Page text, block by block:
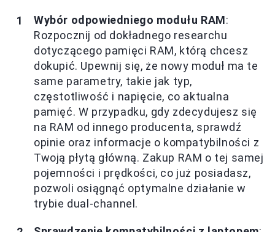
Wybór odpowiedniego modułu RAM:
Rozpocznij od dokładnego researchu
dotyczącego pamięci RAM, którą chcesz
dokupić. Upewnij się, że nowy moduł ma te
same parametry, takie jak typ,
częstotliwość i napięcie, co aktualna
pamięć. W przypadku, gdy zdecydujesz się
na RAM od innego producenta, sprawdź
opinie oraz informacje o kompatybilności z
Twoją płytą główną. Zakup RAM o tej samej
pojemności i prędkości, co już posiadasz,
pozwoli osiągnąć optymalne działanie w
trybie dual-channel.